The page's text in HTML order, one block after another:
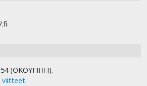
(OKOYFIHH).
viitteet.